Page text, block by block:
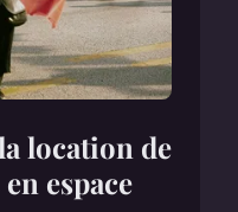
location de
espace